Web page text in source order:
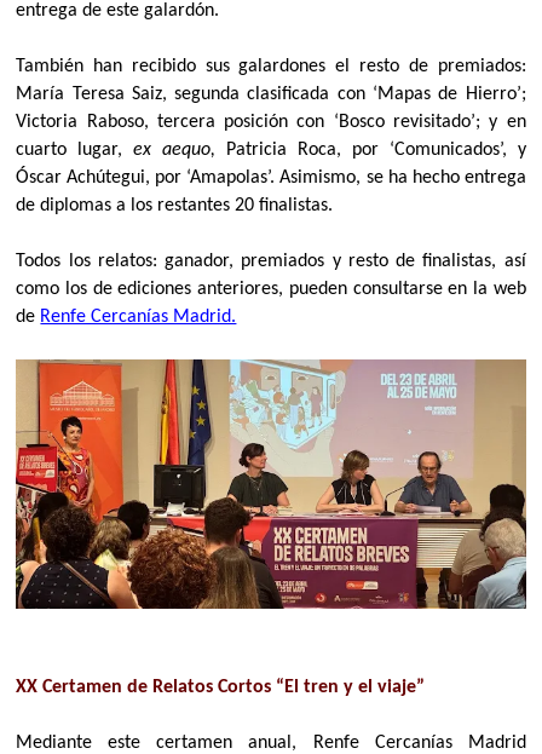
entrega de este galardón.
También han recibido sus galardones el resto de premiados:
María Teresa Saiz, segunda clasificada con ‘Mapas de Hierro’;
Victoria Raboso, tercera posición con ‘Bosco revisitado’; y en
cuarto lugar,ex aequo, Patricia Roca, por ‘Comunicados’, y
Óscar Achútegui, por ‘Amapolas’. Asimismo, se ha hecho entrega
de diplomas a los restantes 20 finalistas.
Todos los relatos: ganador, premiados y resto de finalistas, así
como los de ediciones anteriores, pueden consultarse en la web
de Renfe Cercanías Madrid.
XX Certamen de Relatos Cortos “El tren y el viaje”
Mediante este certamen anual, Renfe Cercanías Madrid